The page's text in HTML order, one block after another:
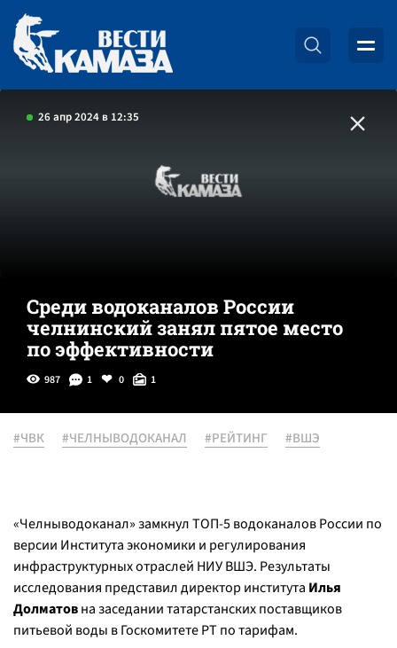
26 апр 2024 в 12:35
Среди водоканалов России
челнинский занял пятое место
по эффективности
987 1 0 1
#ЧВК #ЧЕЛНЫВОДОКАНАЛ #РЕЙТИНГ #ВШЭ
«Челныводоканал» замкнул ТОП-5 водоканалов России по
версии Института экономики и регулирования
инфраструктурных отраслей НИУ ВШЭ. Результаты
исследования представил директор института Илья
Долматовна заседании татарстанских поставщиков
питьевой воды в Госкомитете РТ по тарифам.